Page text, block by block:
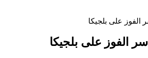
على بلجيكا
الفوز على بلجيكا